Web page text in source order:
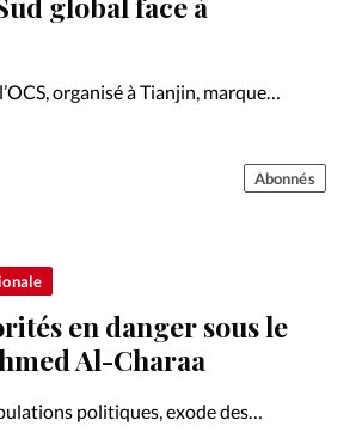
organisé à Tianjin, marque
l’équilibre mondial, entre
instrumentalisées.
Abonnés
en danger sous le
Al-Charaa
politiques, exode des